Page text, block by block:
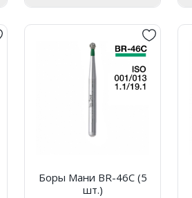
Боры Мани BR-46C (5
шт.)